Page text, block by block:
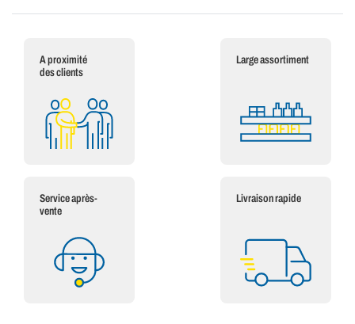
A proximité
des clients
Large assortiment
Service après-
vente
Livraison rapide